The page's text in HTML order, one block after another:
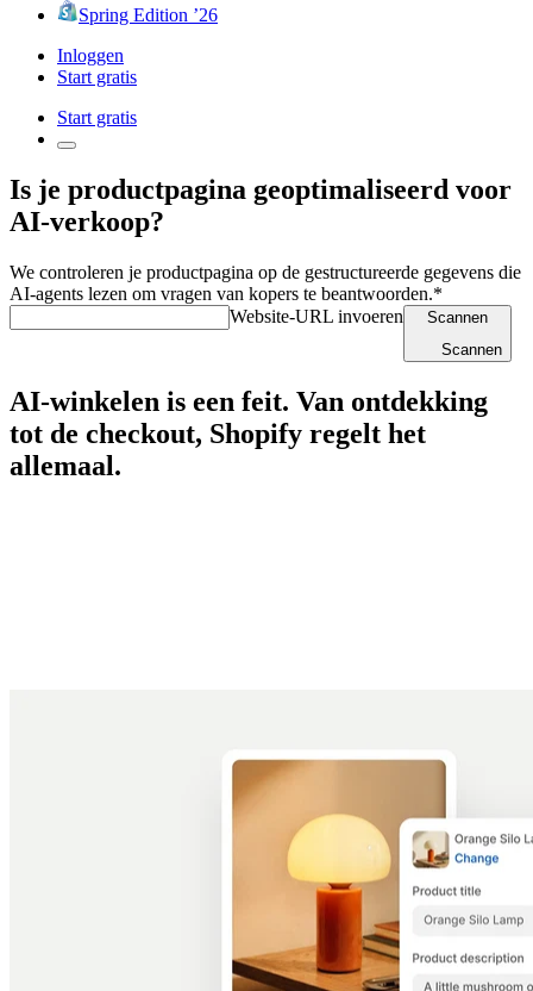
Spring Edition ’26
Inloggen
Start gratis
Start gratis
Is je productpagina geoptimaliseerd voor
AI-verkoop?
We controleren je productpagina op de gestructureerde gegevens die
AI-agents lezen om vragen van kopers te beantwoorden.*
Website-URL invoeren
Scannen
Scannen
AI-winkelen is een feit. Van ontdekking
tot de checkout, Shopify regelt het
allemaal.